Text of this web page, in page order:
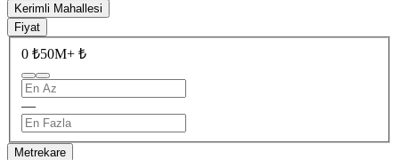
Kerimli Mahallesi
Fiyat
0 ₺50M+ ₺
—
Metrekare